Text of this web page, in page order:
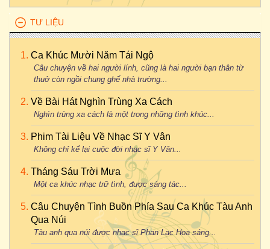
TƯ LIỆU
Ca Khúc Mười Năm Tái Ngộ
Câu chuyện về hai người lính, cũng là hai người bạn thân từ
thuở còn ngồi chung ghế nhà trường...
Về Bài Hát Nghìn Trùng Xa Cách
Nghìn trùng xa cách là một trong những tình khúc...
Phim Tài Liệu Về Nhạc Sĩ Y Vân
Không chỉ kể lại cuộc đời nhạc sĩ Y Vân...
Tháng Sáu Trời Mưa
Một ca khúc nhạc trữ tình, được sáng tác...
Câu Chuyện Tình Buồn Phía Sau Ca Khúc Tàu Anh
Qua Núi
Tàu anh qua núi được nhạc sĩ Phan Lạc Hoa sáng...